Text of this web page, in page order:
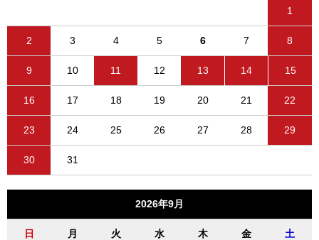
1
2 3 4 5 6 7 8
9 10 11 12 13 14 15
16 17 18 19 20 21 22
23 24 25 26 27 28 29
30 31
2026年9月
日 月 火 水 木 金 土